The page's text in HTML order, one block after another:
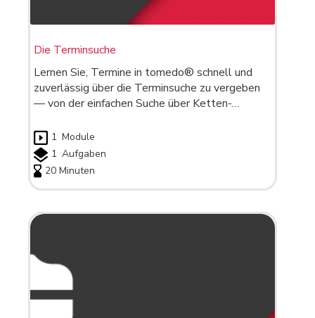
Die Terminsuche
Lernen Sie, Termine in tomedo® schnell und
zuverlässig über die Terminsuche zu vergeben
— von der einfachen Suche über Ketten-…
1 Module
1 Aufgaben
20 Minuten